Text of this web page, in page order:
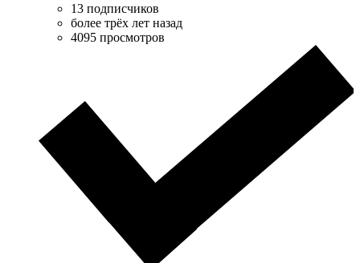
13 подписчиков
более трёх лет назад
4095 просмотров